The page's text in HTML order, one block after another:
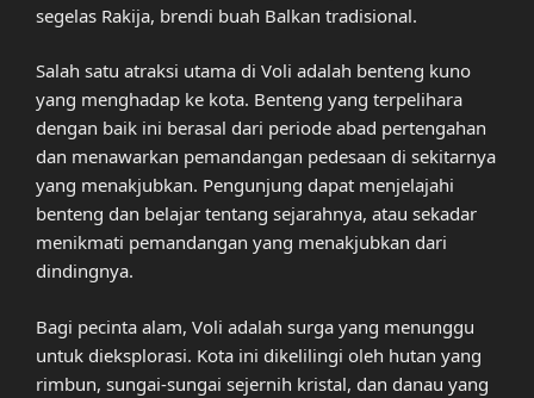
segelas Rakija, brendi buah Balkan tradisional.
Salah satu atraksi utama di Voli adalah benteng kuno
yang menghadap ke kota. Benteng yang terpelihara
dengan baik ini berasal dari periode abad pertengahan
dan menawarkan pemandangan pedesaan di sekitarnya
yang menakjubkan. Pengunjung dapat menjelajahi
benteng dan belajar tentang sejarahnya, atau sekadar
menikmati pemandangan yang menakjubkan dari
dindingnya.
Bagi pecinta alam, Voli adalah surga yang menunggu
untuk dieksplorasi. Kota ini dikelilingi oleh hutan yang
rimbun, sungai-sungai sejernih kristal, dan danau yang